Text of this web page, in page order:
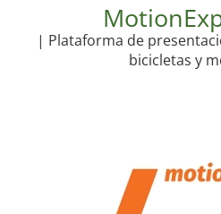
| Plataforma de
bicicletas y
Sectores de proveedor de